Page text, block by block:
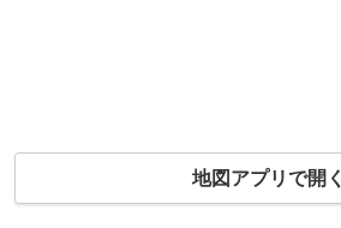
地図アプリで開く